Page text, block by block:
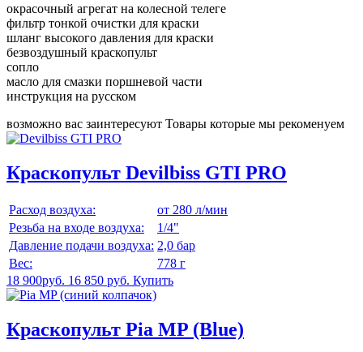
окрасочный агрегат на колесной телеге
фильтр тонкой очистки для краски
шланг высокого давления для краски
безвоздушный краскопульт
сопло
масло для смазки поршневой части
инструкция на русском
возможно вас заинтересуют Товары которые мы рекоменуем
Краскопульт Devilbiss GTI PRO
Расход воздуха:
от 280 л/мин
Резьба на входе воздуха:
1/4"
Давление подачи воздуха: 2,0 бар
Вес:
778 г
18 900руб. 16 850 руб. Купить
Краскопульт Pia MP (Blue)